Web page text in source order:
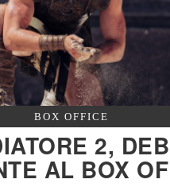
BOX OFFICE
2,
AL BOX